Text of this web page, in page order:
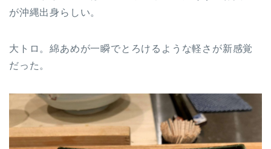
が沖縄出身らしい。
大トロ。綿あめが一瞬でとろけるような軽さが新感覚
だった。